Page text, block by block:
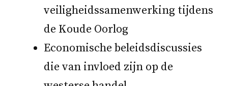
veiligheidssamenwerking tijdens
de Koude Oorlog
Economische beleidsdiscussies
die van invloed zijn op de